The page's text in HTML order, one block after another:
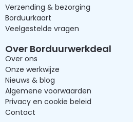
Verzending & bezorging
Borduurkaart
Veelgestelde vragen
Over Borduurwerkdeal
Over ons
Onze werkwijze
Nieuws & blog
Algemene voorwaarden
Privacy en cookie beleid
Contact